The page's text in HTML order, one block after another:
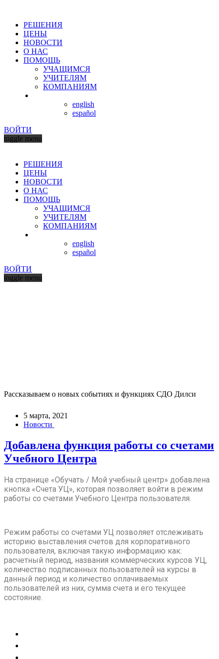
РЕШЕНИЯ
ЦЕНЫ
НОВОСТИ
О НАС
ПОМОЩЬ
УЧАЩИМСЯ
УЧИТЕЛЯМ
КОМПАНИЯМ
english
español
ВОЙТИ
toggle menu
РЕШЕНИЯ
ЦЕНЫ
НОВОСТИ
О НАС
ПОМОЩЬ
УЧАЩИМСЯ
УЧИТЕЛЯМ
КОМПАНИЯМ
english
español
ВОЙТИ
toggle menu
Рассказываем о новых событиях и функциях СДО Дилси
5 марта, 2021
Новости
Добавлена функция работы со счетами
Учебного Центра
На странице «Обучать / Мой учебный центр» добавлена
кнопка «Счета УЦ», которая позволяет войти в режим
работы со счетами Учебного Центра пользователя.
Режим работы со счетами УЦ позволяет отслеживать
историю выставления счетов для корпоративного
пользователя, включая такую информацию как:
расчетный период, названия коммерческих курсов УЦ,
количество подписанных пользователей на курсы в
данный период и количество оплачиваемых
пользователей из них, сумма счета и его текущее
состояние.